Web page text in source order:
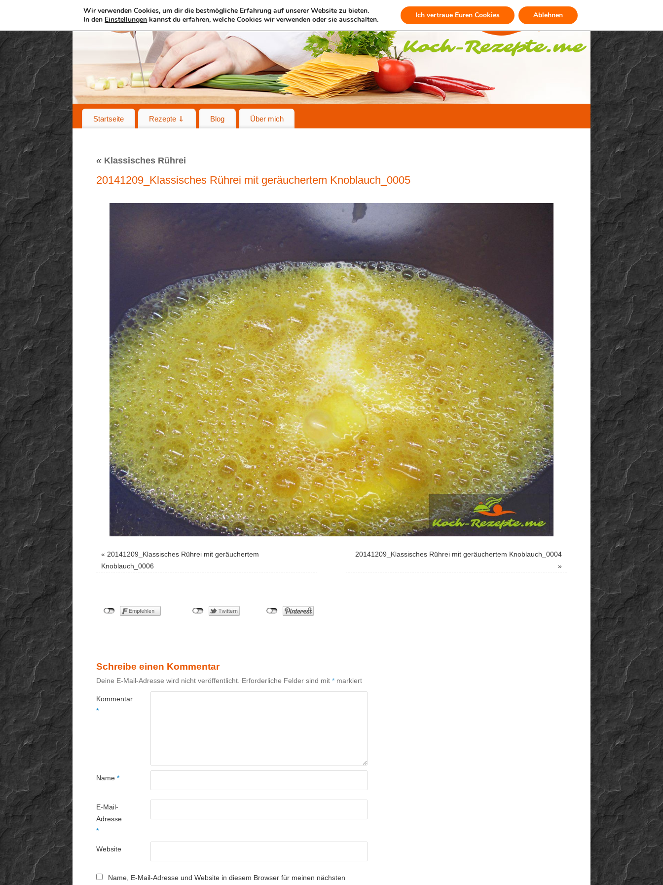
Startseite Rezepte ⇓ Blog Über mich
« Klassisches Rührei
20141209_Klassisches Rührei mit geräuchertem Knoblauch_0005
« 20141209_Klassisches Rührei mit geräuchertem
Knoblauch_0006
20141209_Klassisches Rührei mit geräuchertem Knoblauch_0004
»
Schreibe einen Kommentar
Deine E-Mail-Adresse wird nicht veröffentlicht. Erforderliche Felder sind mit * markiert
Kommentar
*
Name *
E-Mail-
Adresse
*
Website
Name, E-Mail-Adresse und Website in diesem Browser für meinen nächsten
Wir verwenden Cookies, um dir die bestmögliche Erfahrung auf unserer Website zu bieten.
In den Einstellungen kannst du erfahren, welche Cookies wir verwenden oder sie ausschalten. Ich vertraue Euren Cookies Ablehnen